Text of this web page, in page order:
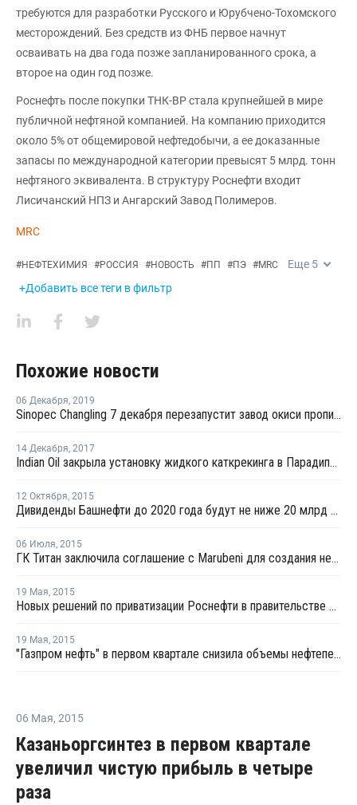
требуются для разработки Русского и Юрубчено-Тохомского
месторождений. Без средств из ФНБ первое начнут
осваивать на два года позже запланированного срока, а
второе на один год позже.
Роснефть после покупки ТНК-BP стала крупнейшей в мире
публичной нефтяной компанией. На компанию приходится
около 5% от общемировой нефтедобычи, а ее доказанные
запасы по международной категории превысят 5 млрд. тонн
нефтяного эквивалента. В структуру Роснефти входит
Лисичанский НПЗ и Ангарский Завод Полимеров.
MRC
#НЕФТЕХИМИЯ #РОССИЯ #НОВОСТЬ #ПП #ПЭ #MRC Еще 5
+Добавить все теги в фильтр
Похожие новости
06 Декабря, 2019
Sinopec Changling 7 декабря перезапустит завод окиси пропилена в провинции Хунань после планового ремонта
14 Декабря, 2017
Indian Oil закрыла установку жидкого каткрекинга в Парадипе из-за пожара на НПЗ
12 Октября, 2015
Дивиденды Башнефти до 2020 года будут не ниже 20 млрд рублей и 25% прибыли
06 Июля, 2015
ГК Титан заключила соглашение с Marubeni для создания нефтехимических производств
19 Мая, 2015
Новых решений по приватизации Роснефти в правительстве нет - Улюкаев
19 Мая, 2015
"Газпром нефть" в первом квартале снизила объемы нефтепереработки на 4,2%
06 Мая, 2015
Казаньоргсинтез в первом квартале
увеличил чистую прибыль в четыре
раза